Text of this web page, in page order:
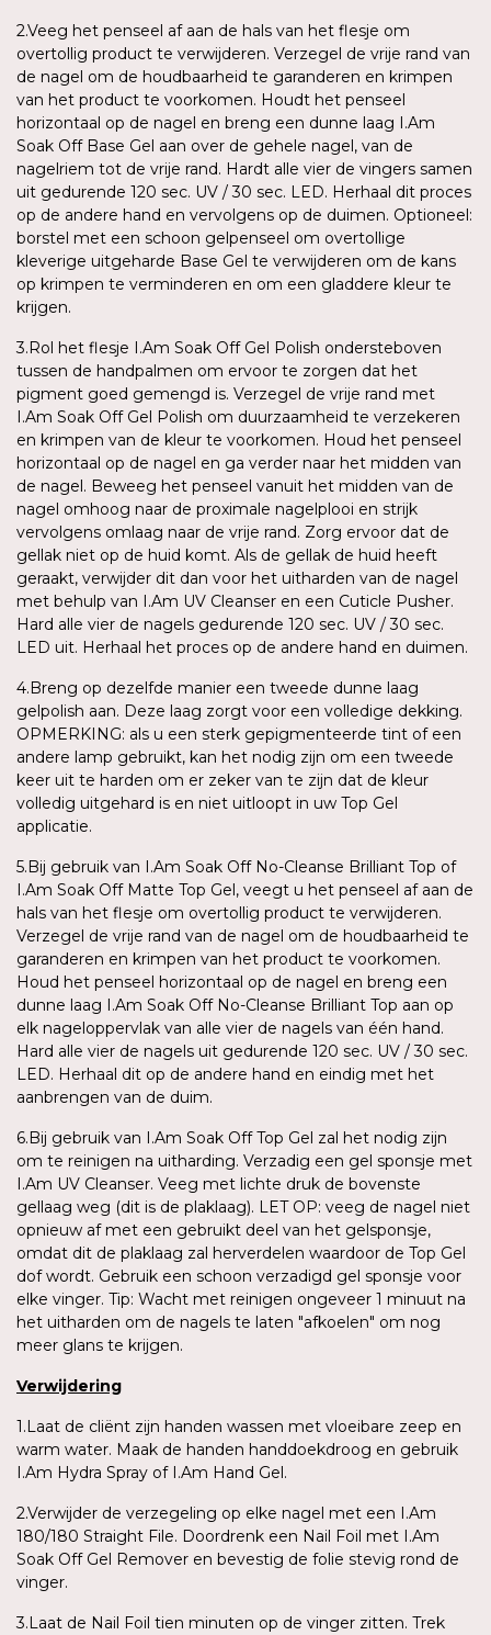
2.Veeg het penseel af aan de hals van het flesje om
overtollig product te verwijderen. Verzegel de vrije rand van
de nagel om de houdbaarheid te garanderen en krimpen
van het product te voorkomen. Houdt het penseel
horizontaal op de nagel en breng een dunne laag I.Am
Soak Off Base Gel aan over de gehele nagel, van de
nagelriem tot de vrije rand. Hardt alle vier de vingers samen
uit gedurende 120 sec. UV / 30 sec. LED. Herhaal dit proces
op de andere hand en vervolgens op de duimen. Optioneel:
borstel met een schoon gelpenseel om overtollige
kleverige uitgeharde Base Gel te verwijderen om de kans
op krimpen te verminderen en om een gladdere kleur te
krijgen.
3.Rol het flesje I.Am Soak Off Gel Polish ondersteboven
tussen de handpalmen om ervoor te zorgen dat het
pigment goed gemengd is. Verzegel de vrije rand met
I.Am Soak Off Gel Polish om duurzaamheid te verzekeren
en krimpen van de kleur te voorkomen. Houd het penseel
horizontaal op de nagel en ga verder naar het midden van
de nagel. Beweeg het penseel vanuit het midden van de
nagel omhoog naar de proximale nagelplooi en strijk
vervolgens omlaag naar de vrije rand. Zorg ervoor dat de
gellak niet op de huid komt. Als de gellak de huid heeft
geraakt, verwijder dit dan voor het uitharden van de nagel
met behulp van I.Am UV Cleanser en een Cuticle Pusher.
Hard alle vier de nagels gedurende 120 sec. UV / 30 sec.
LED uit. Herhaal het proces op de andere hand en duimen.
4.Breng op dezelfde manier een tweede dunne laag
gelpolish aan. Deze laag zorgt voor een volledige dekking.
OPMERKING: als u een sterk gepigmenteerde tint of een
andere lamp gebruikt, kan het nodig zijn om een tweede
keer uit te harden om er zeker van te zijn dat de kleur
volledig uitgehard is en niet uitloopt in uw Top Gel
applicatie.
5.Bij gebruik van I.Am Soak Off No-Cleanse Brilliant Top of
I.Am Soak Off Matte Top Gel, veegt u het penseel af aan de
hals van het flesje om overtollig product te verwijderen.
Verzegel de vrije rand van de nagel om de houdbaarheid te
garanderen en krimpen van het product te voorkomen.
Houd het penseel horizontaal op de nagel en breng een
dunne laag I.Am Soak Off No-Cleanse Brilliant Top aan op
elk nageloppervlak van alle vier de nagels van één hand.
Hard alle vier de nagels uit gedurende 120 sec. UV / 30 sec.
LED. Herhaal dit op de andere hand en eindig met het
aanbrengen van de duim.
6.Bij gebruik van I.Am Soak Off Top Gel zal het nodig zijn
om te reinigen na uitharding. Verzadig een gel sponsje met
I.Am UV Cleanser. Veeg met lichte druk de bovenste
gellaag weg (dit is de plaklaag). LET OP: veeg de nagel niet
opnieuw af met een gebruikt deel van het gelsponsje,
omdat dit de plaklaag zal herverdelen waardoor de Top Gel
dof wordt. Gebruik een schoon verzadigd gel sponsje voor
elke vinger. Tip: Wacht met reinigen ongeveer 1 minuut na
het uitharden om de nagels te laten "afkoelen" om nog
meer glans te krijgen.
Verwijdering
1.Laat de cliënt zijn handen wassen met vloeibare zeep en
warm water. Maak de handen handdoekdroog en gebruik
I.Am Hydra Spray of I.Am Hand Gel.
2.Verwijder de verzegeling op elke nagel met een I.Am
180/180 Straight File. Doordrenk een Nail Foil met I.Am
Soak Off Gel Remover en bevestig de folie stevig rond de
vinger.
3.Laat de Nail Foil tien minuten op de vinger zitten. Trek